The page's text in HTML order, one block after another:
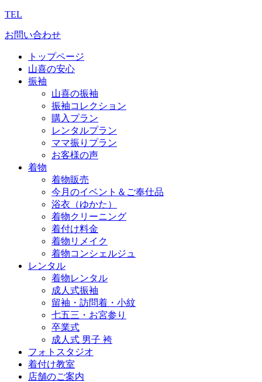
TEL
お問い合わせ
トップページ
山喜の安心
振袖
山喜の振袖
振袖コレクション
購入プラン
レンタルプラン
ママ振りプラン
お客様の声
着物
着物販売
今月のイベント＆ご奉仕品
浴衣（ゆかた）
着物クリーニング
着付け料金
着物リメイク
着物コンシェルジュ
レンタル
着物レンタル
成人式振袖
留袖・訪問着・小紋
七五三・お宮参り
卒業式
成人式 男子 袴
フォトスタジオ
着付け教室
店舗のご案内